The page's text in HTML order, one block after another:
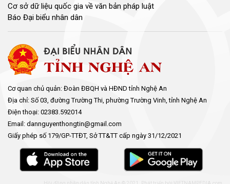
Cơ sở dữ liệu quốc gia về văn bản pháp luật
Báo Đại biểu nhân dân
Cơ quan chủ quản: Đoàn ĐBQH và HĐND tỉnh Nghệ An
Địa chỉ: Số 03, đường Trường Thi, phường Trường Vinh, tỉnh Nghệ An
Điện thoại: 02383.592014
Email: dannguyenthongtin@gmail.com
Giấy phép số 179/GP-TTĐT, Sở TT&TT cấp ngày 31/12/2021